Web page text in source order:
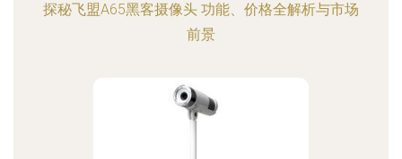
探秘飞盟A65黑客摄像头 功能、价格全解析与市场
前景